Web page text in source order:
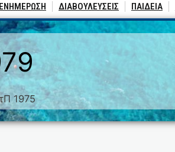
ΕΝΗΜΕΡΩΣΗ ΔΙΑΒΟΥΛΕΥΣΕΙΣ ΠΑΙΔΕΙΑ
1975